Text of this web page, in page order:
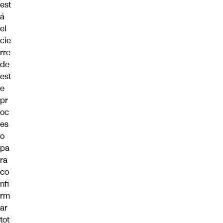
est
á
el
cie
rre
de
est
e
pr
oc
es
o
pa
ra
co
nfi
rm
ar
tot